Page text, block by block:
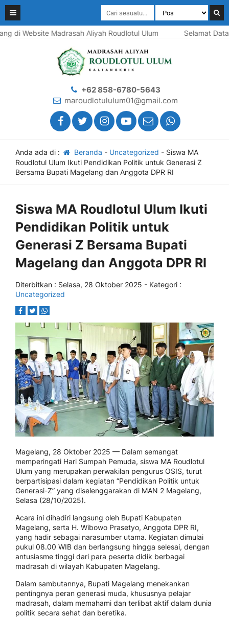
di Website Madrasah Aliyah Roudlotul Ulum Selamat
+62 858-6780-5643
maroudlotululum01@gmail.com
Anda ada di : Beranda - Uncategorized - Siswa MA
Roudlotul Ulum Ikuti Pendidikan Politik untuk Generasi Z
Bersama Bupati Magelang dan Anggota DPR RI
Siswa MA Roudlotul Ulum Ikuti
Pendidikan Politik untuk
Generasi Z Bersama Bupati
Magelang dan Anggota DPR RI
Diterbitkan : Selasa, 28 Oktober 2025 - Kategori :
Uncategorized
Magelang, 28 Oktober 2025 — Dalam semangat
memperingati Hari Sumpah Pemuda, siswa MA Roudlotul
Ulum yang merupakan perwakilan pengurus OSIS, turut
berpartisipasi dalam kegiatan “Pendidikan Politik untuk
Generasi-Z” yang diselenggarakan di MAN 2 Magelang,
Selasa (28/10/2025).
Acara ini dihadiri langsung oleh Bupati Kabupaten
Magelang, serta H. Wibowo Prasetyo, Anggota DPR RI,
yang hadir sebagai narasumber utama. Kegiatan dimulai
pukul 08.00 WIB dan berlangsung hingga selesai, dengan
antusiasme tinggi dari para peserta didik berbagai
madrasah di wilayah Kabupaten Magelang.
Dalam sambutannya, Bupati Magelang menekankan
pentingnya peran generasi muda, khususnya pelajar
madrasah, dalam memahami dan terlibat aktif dalam dunia
politik secara sehat dan beretika.